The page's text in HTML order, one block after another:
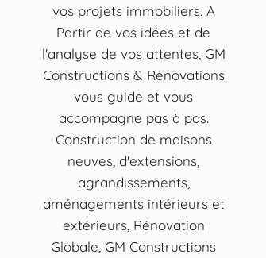
vos projets immobiliers. A
Partir de vos idées et de
l'analyse de vos attentes, GM
Constructions & Rénovations
vous guide et vous
accompagne pas à pas.
Construction de maisons
neuves, d'extensions,
agrandissements,
aménagements intérieurs et
extérieurs, Rénovation
Globale, GM Constructions